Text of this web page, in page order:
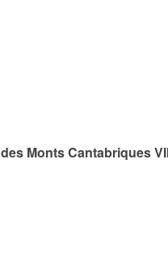
Monts Cantabriques